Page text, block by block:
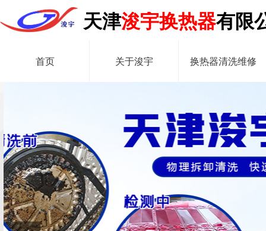
首页 关于浚宇 换热器清洗维修
天津浚宇换热器有限